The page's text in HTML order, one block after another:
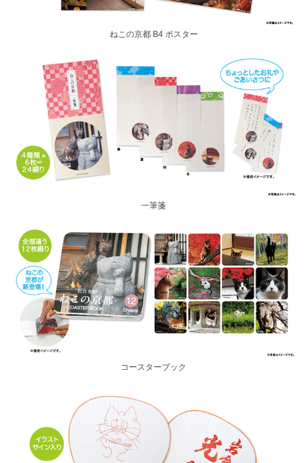
ねこの京都 B4 ポスター
一筆箋
コースターブック